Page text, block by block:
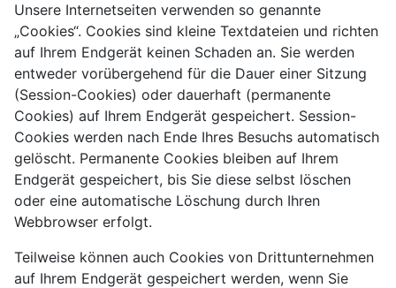
Unsere Internetseiten verwenden so genannte
„Cookies“. Cookies sind kleine Textdateien und richten
auf Ihrem Endgerät keinen Schaden an. Sie werden
entweder vorübergehend für die Dauer einer Sitzung
(Session-Cookies) oder dauerhaft (permanente
Cookies) auf Ihrem Endgerät gespeichert. Session-
Cookies werden nach Ende Ihres Besuchs automatisch
gelöscht. Permanente Cookies bleiben auf Ihrem
Endgerät gespeichert, bis Sie diese selbst löschen
oder eine automatische Löschung durch Ihren
Webbrowser erfolgt.
Teilweise können auch Cookies von Drittunternehmen
auf Ihrem Endgerät gespeichert werden, wenn Sie